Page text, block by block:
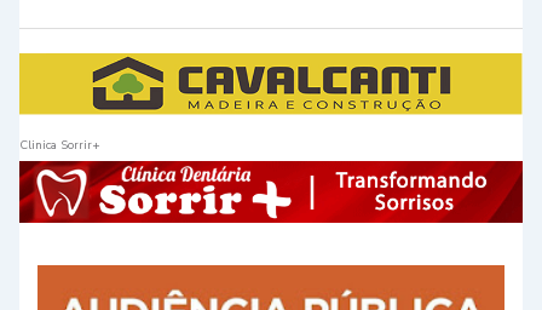
Clinica Sorrir+